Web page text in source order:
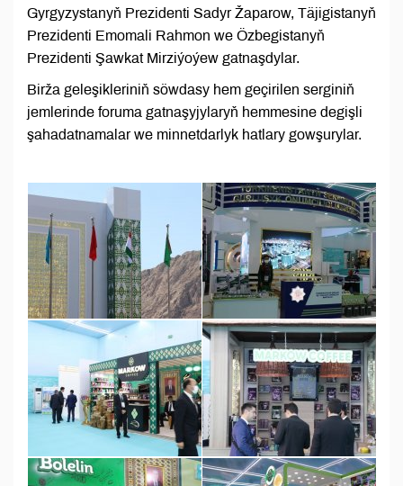
Gyrgyzystanyň Prezidenti Sadyr Žaparow, Täjigistanyň
Prezidenti Emomali Rahmon we Özbegistanyň
Prezidenti Şawkat Mirziýoýew gatnaşdylar.
Birža geleşikleriniň söwdasy hem geçirilen serginiň
jemlerinde foruma gatnaşyjylaryň hemmesine degişli
şahadatnamalar we minnetdarlyk hatlary gowşurylar.